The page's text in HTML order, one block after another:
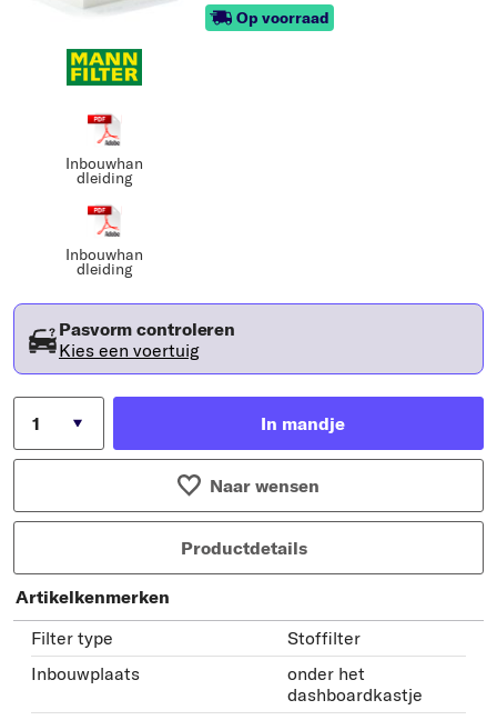
Inbouwhan
dleiding
Inbouwhan
dleiding
Op voorraad
Pasvorm controleren
Kies een voertuig
In mandje
Naar wensen
Productdetails
Artikelkenmerken
Filter type
Stoffilter
Inbouwplaats
onder het
dashboardkastje